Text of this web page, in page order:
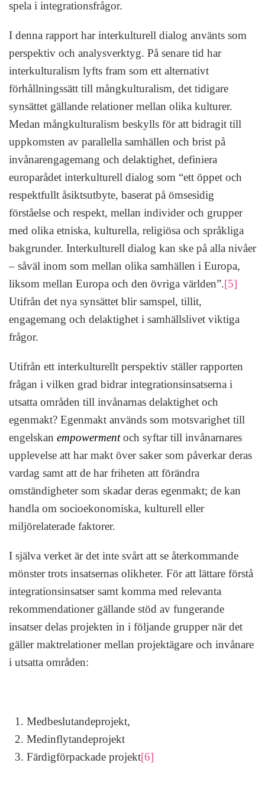
spela i integrationsfrågor.
I denna rapport har interkulturell dialog använts som
perspektiv och analysverktyg. På senare tid har
interkulturalism lyfts fram som ett alternativt
förhållningssätt till mångkulturalism, det tidigare
synsättet gällande relationer mellan olika kulturer.
Medan mångkulturalism beskylls för att bidragit till
uppkomsten av parallella samhällen och brist på
invånarengagemang och delaktighet, definiera
europarådet interkulturell dialog som “ett öppet och
respektfullt åsiktsutbyte, baserat på ömsesidig
förståelse och respekt, mellan individer och grupper
med olika etniska, kulturella, religiösa och språkliga
bakgrunder. Interkulturell dialog kan ske på alla nivåer
– såväl inom som mellan olika samhällen i Europa,
liksom mellan Europa och den övriga världen”.[5]
Utifrån det nya synsättet blir samspel, tillit,
engagemang och delaktighet i samhällslivet viktiga
frågor.
Utifrån ett interkulturellt perspektiv ställer rapporten
frågan i vilken grad bidrar integrationsinsatserna i
utsatta områden till invånarnas delaktighet och
egenmakt? Egenmakt används som motsvarighet till
engelskan empowermentoch syftar till invånarnares
upplevelse att har makt över saker som påverkar deras
vardag samt att de har friheten att förändra
omständigheter som skadar deras egenmakt; de kan
handla om socioekonomiska, kulturell eller
miljörelaterade faktorer.
I själva verket är det inte svårt att se återkommande
mönster trots insatsernas olikheter. För att lättare förstå
integrationsinsatser samt komma med relevanta
rekommendationer gällande stöd av fungerande
insatser delas projekten in i följande grupper när det
gäller maktrelationer mellan projektägare och invånare
i utsatta områden:
Medbeslutandeprojekt,
Medinflytandeprojekt
Färdigförpackade projekt[6]